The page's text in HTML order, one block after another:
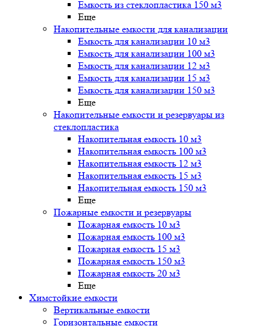
Емкость из стеклопластика 150 м3
Еще
Накопительные емкости для канализации
Емкость для канализации 10 м3
Емкость для канализации 100 м3
Емкость для канализации 12 м3
Емкость для канализации 15 м3
Емкость для канализации 150 м3
Еще
Накопительные емкости и резервуары из
стеклопластика
Накопительная емкость 10 м3
Накопительная емкость 100 м3
Накопительная емкость 12 м3
Накопительная емкость 15 м3
Накопительная емкость 150 м3
Еще
Пожарные емкости и резервуары
Пожарная емкость 10 м3
Пожарная емкость 100 м3
Пожарная емкость 15 м3
Пожарная емкость 150 м3
Пожарная емкость 20 м3
Еще
Химстойкие емкости
Вертикальные емкости
Горизонтальные емкости